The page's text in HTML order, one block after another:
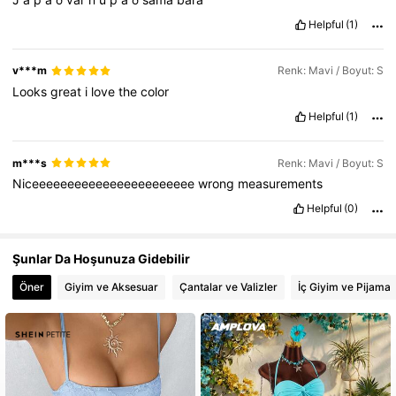
Helpful (1)
v***m Renk: Mavi / Boyut: S
Looksgreat i lovethecolor
Helpful (1)
m***s Renk: Mavi / Boyut: S
Niceeeeeeeeeeeeeeeeeeeeeeewrong measurements
Helpful (0)
Şunlar Da Hoşunuza Gidebilir
Öner Giyim ve Aksesuar Çantalar ve Valizler İç Giyim ve Pijama